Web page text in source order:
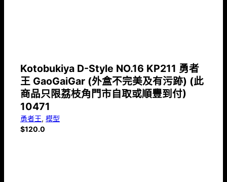
Kotobukiya D-Style NO.16 KP211 勇者
王 GaoGaiGar (外盒不完美及有污跡) (此
商品只限荔枝角門市自取或順豐到付)
10471
勇者王, 模型
$120.0